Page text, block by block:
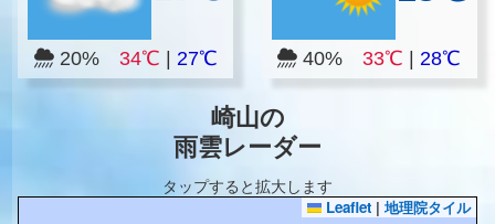
20% 34℃ 27℃ 40%33℃ |28℃
崎山の
雨雲レーダー
タップすると拡大します
Leaflet | 地理院タイル